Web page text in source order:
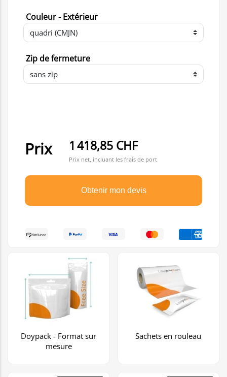
Couleur - Extérieur
Zip de fermeture
Prix 1 418,85 CHF
Prix net, incluant les frais de port
Obtenir mon devis
Doypack - Format sur
mesure
Sachets en rouleau